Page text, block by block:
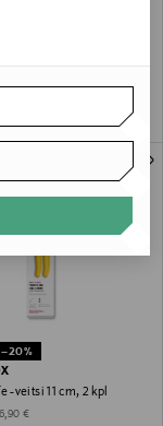
–20%
-veitsi 11 cm, 2 kpl
PricePrice
€